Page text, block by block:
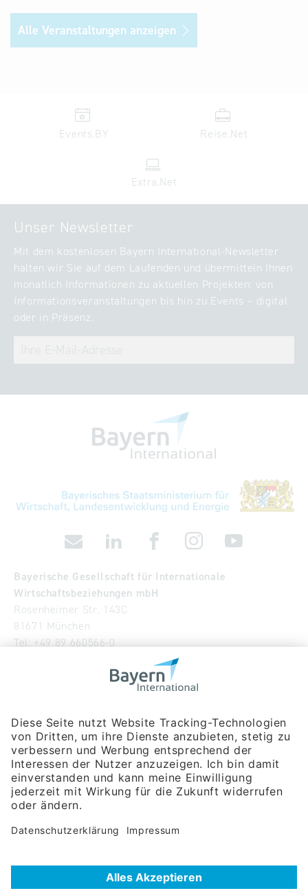
Alle Veranstaltungen anzeigen
Events.BY Reise.Net
Extra.Net
Unser Newsletter
Mit dem kostenlosen Bayern International-Newsletter
halten wir Sie auf dem Laufenden und übermitteln Ihnen
monatlich Informationen zu aktuellen Projekten: von
Informationsveranstaltungen bis hin zu Events – digital
oder in Präsenz.
Bayerische Gesellschaft für Internationale
Wirtschaftsbeziehungen mbH
Rosenheimer Str. 143C
81671 München
Tel: +49 89 660566-0
Publikationen
Newsroom
Impressum
Datenschutzerklärung
Barrierefreiheitserklärung
Veranstaltungssuche
Unternehmerreisen